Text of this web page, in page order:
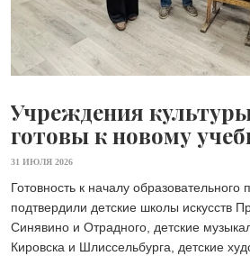
Учреждения
готовы к новому
31 ИЮЛЯ 2026
Готовность к началу образовательного
подтвердили детские школы искусств
Синявино и Отрадного, детские
Кировска и Шлиссельбурга, детские